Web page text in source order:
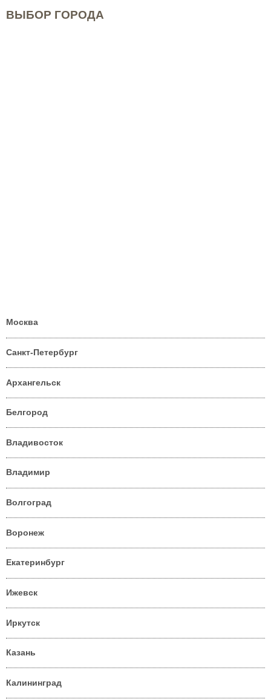
ВЫБОР ГОРОДА
Москва
Санкт-Петербург
Архангельск
Белгород
Владивосток
Владимир
Волгоград
Воронеж
Екатеринбург
Ижевск
Иркутск
Казань
Калининград